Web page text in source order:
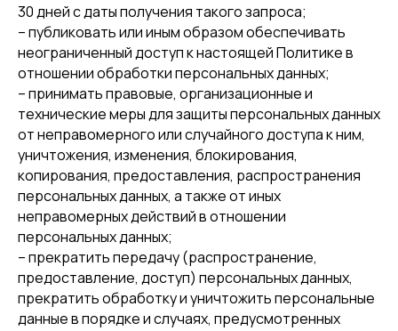
30 дней с даты получения такого запроса;
– публиковать или иным образом обеспечивать
неограниченный доступ к настоящей Политике в
отношении обработки персональных данных;
– принимать правовые, организационные и
технические меры для защиты персональных данных
от неправомерного или случайного доступа к ним,
уничтожения, изменения, блокирования,
копирования, предоставления, распространения
персональных данных, а также от иных
неправомерных действий в отношении
персональных данных;
– прекратить передачу (распространение,
предоставление, доступ) персональных данных,
прекратить обработку и уничтожить персональные
данные в порядке и случаях, предусмотренных